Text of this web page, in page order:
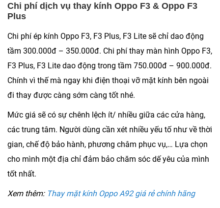
Chi phí dịch vụ thay kính Oppo F3 & Oppo F3
Plus
Chi phí ép kính Oppo F3, F3 Plus, F3 Lite sẽ chỉ dao động
tầm 300.000đ – 350.000đ. Chi phí thay màn hình Oppo F3,
F3 Plus, F3 Lite dao động trong tầm 750.000đ – 900.000đ.
Chính vì thế mà ngay khi điện thoại vỡ mặt kính bên ngoài
đi thay được càng sớm càng tốt nhé.
Mức giá sẽ có sự chênh lệch ít/ nhiều giữa các cửa hàng,
các trung tâm. Người dùng cần xét nhiều yếu tố như về thời
gian, chế độ bảo hành, phương châm phục vụ,… Lựa chọn
cho mình một địa chỉ đảm bảo chăm sóc dế yêu của mình
tốt nhất.
Xem thêm: Thay mặt kính Oppo A92 giá rẻ chính hãng